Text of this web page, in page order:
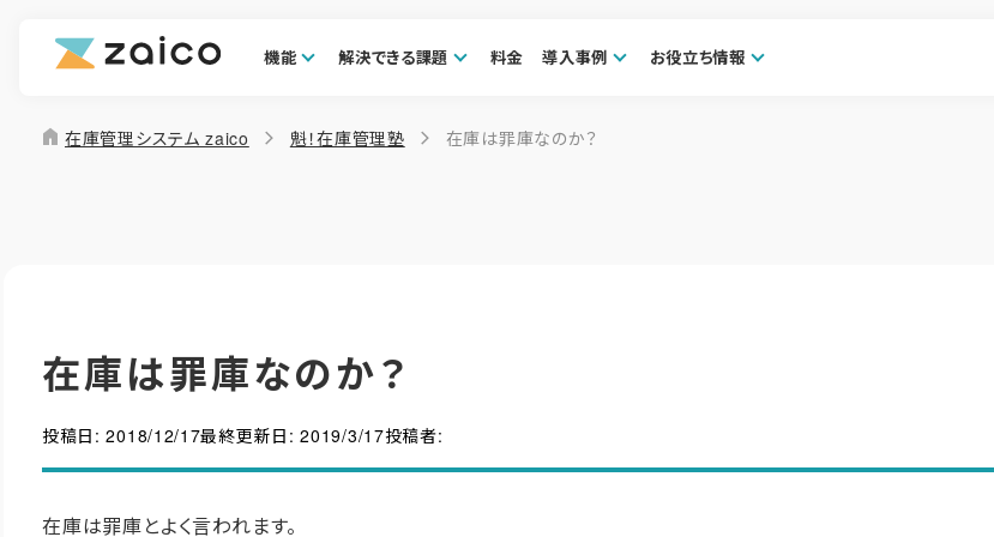
機能 解決できる課題 料金 導入事例 お役立ち情報
home 在庫管理システム zaico 魁！在庫管理塾 在庫は罪庫なのか？
在庫は罪庫なのか？
投稿日:2018/12/17最終更新日:2019/3/17投稿者:
在庫は罪庫とよく言われます。